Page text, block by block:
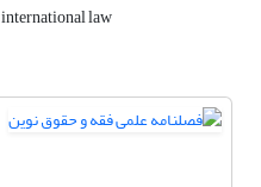
international law